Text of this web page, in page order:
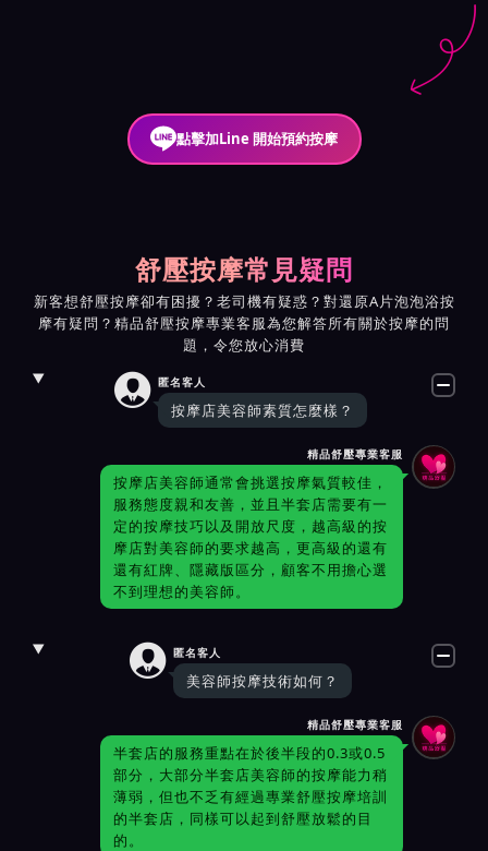
點擊加Line 開始預約按摩
舒壓按摩常見疑問
新客想舒壓按摩卻有困擾？老司機有疑惑？對還原A片泡泡浴按
摩有疑問？精品舒壓按摩專業客服為您解答所有關於按摩的問
題，令您放心消費
 匿名客人
按摩店美容師素質怎麼樣？
精品舒壓專業客服
按摩店美容師通常會挑選按摩氣質較佳，
服務態度親和友善，並且半套店需要有一
定的按摩技巧以及開放尺度，越高級的按
摩店對美容師的要求越高，更高級的還有
還有紅牌、隱藏版區分，顧客不用擔心選
不到理想的美容師。
 匿名客人
美容師按摩技術如何？
精品舒壓專業客服
半套店的服務重點在於後半段的0.3或0.5
部分，大部分半套店美容師的按摩能力稍
薄弱，但也不乏有經過專業舒壓按摩培訓
的半套店，同樣可以起到舒壓放鬆的目
的。